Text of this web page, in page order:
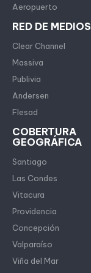
Aeropuerto
RED DE
Clear Channel
Massiva
Publivia
Andersen
Flesad
COBERTURA
GEOGRÁFICA
Santiago
Las Condes
Vitacura
Providencia
Concepción
Valparaíso
Viña del Mar